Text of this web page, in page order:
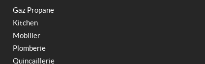
Gaz Propane
Kitchen
Mobilier
Plomberie
Quincaillerie